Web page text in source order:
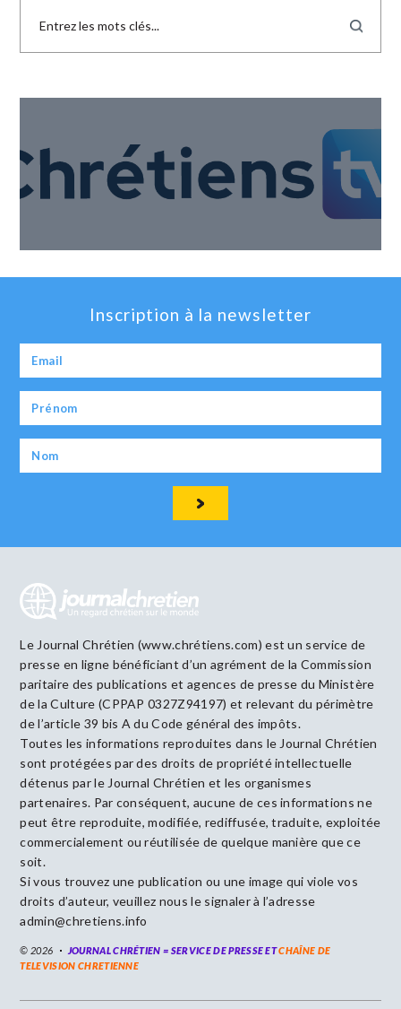
Inscription à la newsletter
Le Journal Chrétien (www.chrétiens.com) est un service de
presse en ligne bénéficiant d’un agrément de la Commission
paritaire des publications et agences de presse du Ministère
de la Culture (CPPAP 0327Z94197) et relevant du périmètre
de l’article 39 bis A du Code général des impôts.
Toutes les informations reproduites dans le Journal Chrétien
sont protégées par des droits de propriété intellectuelle
détenus par le Journal Chrétien et les organismes
partenaires. Par conséquent, aucune de ces informations ne
peut être reproduite, modifiée, rediffusée, traduite, exploitée
commercialement ou réutilisée de quelque manière que ce
soit.
Si vous trouvez une publication ou une image qui viole vos
droits d’auteur, veuillez nous le signaler à l’adresse
admin@chretiens.info
© 2026 JOURNAL CHRÉTIEN = SERVICE DE PRESSE ETCHAÎNE DE
TELEVISION CHRETIENNE